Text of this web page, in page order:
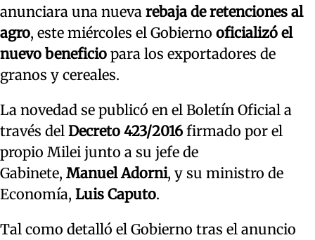
anunciara una nueva rebaja de retenciones al
agro, este miércoles el Gobierno oficializó el
nuevo beneficio para los exportadores de
granos y cereales.
La novedad se publicó en el Boletín Oficial a
través del Decreto 423/2016 firmado por el
propio Milei junto a su jefe de
Gabinete, Manuel Adorni, y su ministro de
Economía, Luis Caputo.
Tal como detalló el Gobierno tras el anuncio